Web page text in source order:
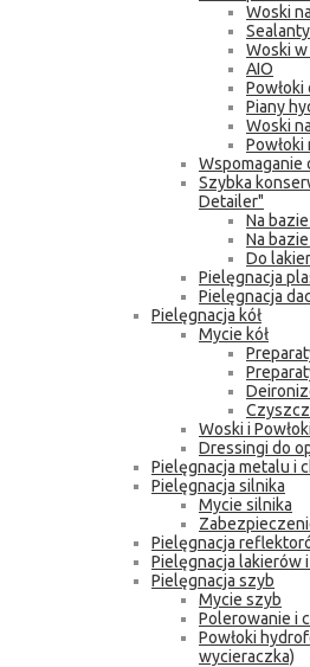
Woski
Sealanty
Woski
AIO
Piany
Woski
Powłoki
Wspomaganie
Szybka
Detailer"
Na
Na
Do
Pielęgnacja
Pielęgnacja
Pielęgnacja kół
Mycie kół
Woski i
Dressingi do
Pielęgnacja metalu i
Pielęgnacja silnika
Mycie silnika
Pielęgnacja
Pielęgnacja lakierów
Pielęgnacja szyb
Mycie szyb
Polerowanie i
Powłoki
wycieraczka)